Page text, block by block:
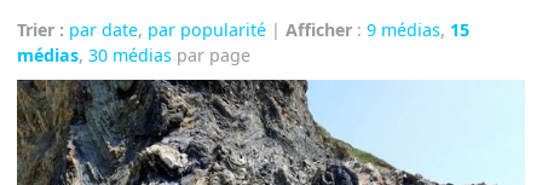
Trier : par date, par popularité |Afficher :9 médias, 15
médias,30 médias par page